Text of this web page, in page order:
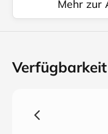
Mehr zur
Verfügbarkeit